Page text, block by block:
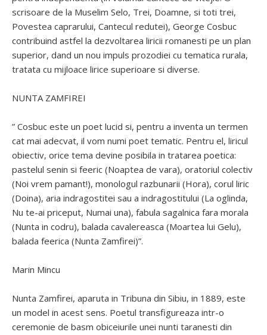
scrisoare de la Muselim Selo, Trei, Doamne, si toti trei,
Povestea caprarului, Cantecul redutei), George Cosbuc
contribuind astfel la dezvoltarea liricii romanesti pe un plan
superior, dand un nou impuls prozodiei cu tematica rurala,
tratata cu mijloace lirice superioare si diverse.
NUNTA ZAMFIREI
” Cosbuc este un poet lucid si, pentru a inventa un termen
cat mai adecvat, il vom numi poet tematic. Pentru el, liricul
obiectiv, orice tema devine posibila in tratarea poetica:
pastelul senin si feeric (Noaptea de vara), oratoriul colectiv
(Noi vrem pamant!), monologul razbunarii (Hora), corul liric
(Doina), aria indragostitei sau a indragostitului (La oglinda,
Nu te-ai priceput, Numai una), fabula sagalnica fara morala
(Nunta in codru), balada cavalereasca (Moartea lui Gelu),
balada feerica (Nunta Zamfirei)”.
Marin Mincu
Nunta Zamfirei, aparuta in Tribuna din Sibiu, in 1889, este
un model in acest sens. Poetul transfigureaza intr-o
ceremonie de basm obiceiurile unei nunti taranesti din